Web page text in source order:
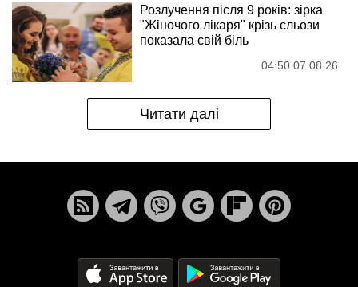
Розлучення після 9 років: зірка
"Жіночого лікаря" крізь сльози
показала свій біль
04:50 07.08.26
Читати далі